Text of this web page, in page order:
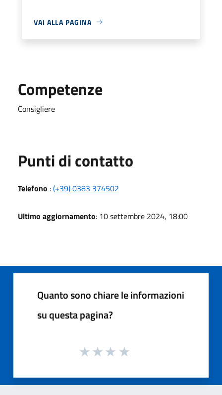
VAI ALLA PAGINA
Competenze
Consigliere
Punti di contatto
Telefono :(+39) 0383 374502
Ultimo aggiornamento: 10 settembre 2024, 18:00
Quanto sono chiare le informazioni
su questa pagina?